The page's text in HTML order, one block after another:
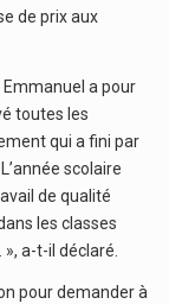
de prix aux
a pour
toutes les
qui a fini par
scolaire
de qualité
les classes
a-t-il déclaré.
pour demander à